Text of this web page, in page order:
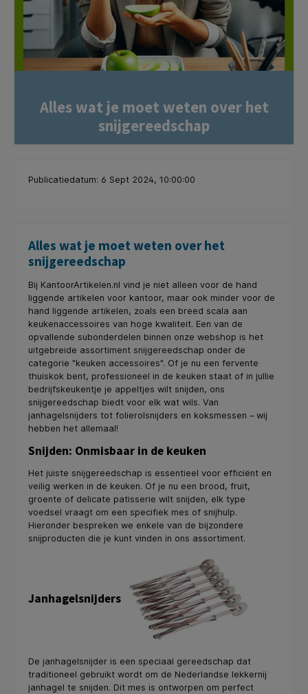
Alles wat je moet weten over het
snijgereedschap
Publicatiedatum: 6 Sept 2024, 10:00:00
Alles wat je moet weten over het
snijgereedschap
Bij KantoorArtikelen.nl vind je niet alleen voor de hand
liggende artikelen voor kantoor, maar ook minder voor de
hand liggende artikelen, zoals een breed scala aan
keukenaccessoires van hoge kwaliteit. Een van de
opvallende subonderdelen binnen onze webshop is het
uitgebreide assortiment snijgereedschap onder de
categorie "keuken accessoires". Of je nu een fervente
thuiskok bent, professioneel in de keuken staat of in jullie
bedrijfskeukentje je appeltjes wilt snijden, ons
snijgereedschap biedt voor elk wat wils. Van
janhagelsnijders tot folierolsnijders en koksmessen – wij
hebben het allemaal!
Snijden: Onmisbaar in de keuken
Het juiste snijgereedschap is essentieel voor efficiënt en
veilig werken in de keuken. Of je nu een brood, fruit,
groente of delicate patisserie wilt snijden, elk type
voedsel vraagt om een specifiek mes of snijhulp.
Hieronder bespreken we enkele van de bijzondere
snijproducten die je kunt vinden in ons assortiment.
Janhagelsnijders
De janhagelsnijder is een speciaal gereedschap dat
traditioneel gebruikt wordt om de Nederlandse lekkernij
janhagel te snijden. Dit mes is ontworpen om perfect